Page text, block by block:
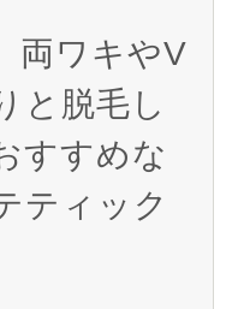
両ワキやV
と脱毛し
すすめな
ティック